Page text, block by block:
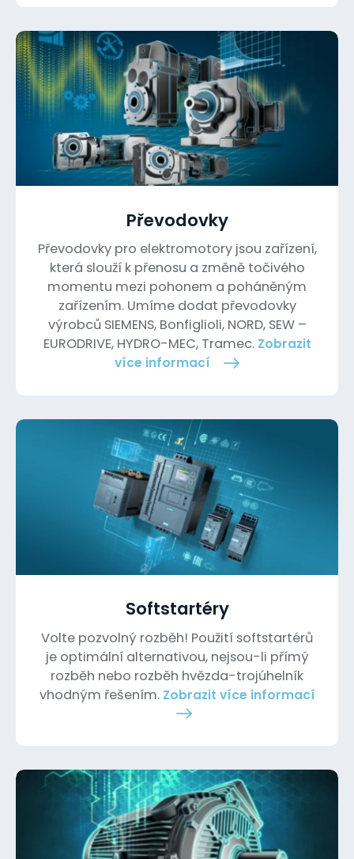
Převodovky
Převodovky pro elektromotory jsou zařízení,
která slouží k přenosu a změně točivého
momentu mezi pohonem a poháněným
zařízením. Umíme dodat převodovky
výrobců SIEMENS, Bonfiglioli, NORD, SEW –
EURODRIVE, HYDRO-MEC, Tramec. Zobrazit
více informací
Softstartéry
Volte pozvolný rozběh! Použití softstartérů
je optimální alternativou, nejsou-li přímý
rozběh nebo rozběh hvězda-trojúhelník
vhodným řešením. Zobrazit více informací